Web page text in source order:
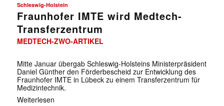
Schleswig-Holstein
Fraunhofer IMTE wird Medtech-
Transferzentrum
MEDTECH-ZWO-ARTIKEL
Mitte Januar übergab Schleswig-Holsteins Ministerpräsident
Daniel Günther den Förderbescheid zur Entwicklung des
Fraunhofer IMTE in Lübeck zu einem Transferzentrum für
Medizintechnik.
Weiterlesen